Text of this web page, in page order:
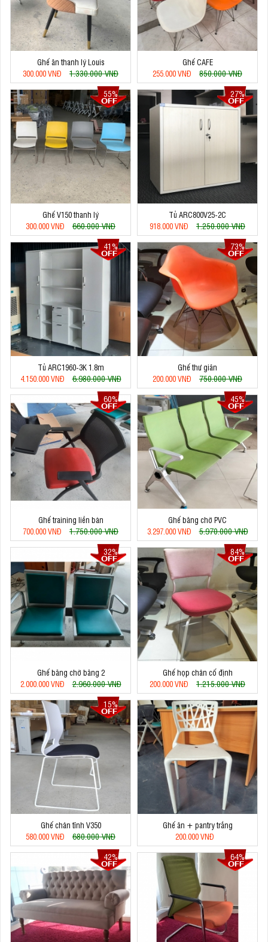
Ghế ăn thanh lý Louis
300.000 VNĐ
1.330.000 VNĐ
Ghế CAFE
255.000 VNĐ
850.000 VNĐ
55%
Ghế V150 thanh lý
300.000 VNĐ
660.000 VNĐ
27%
Tủ ARC800V25-2C
918.000 VNĐ
1.250.000 VNĐ
41%
Tủ ARC1960-3K 1.8m
4.150.000 VNĐ
6.980.000 VNĐ
73%
Ghế thư giãn
200.000 VNĐ
750.000 VNĐ
60%
Ghế training liền bàn
700.000 VNĐ
1.750.000 VNĐ
45%
Ghế băng chờ PVC
3.297.000 VNĐ
5.970.000 VNĐ
32%
Ghế băng chờ băng 2
2.000.000 VNĐ
2.960.000 VNĐ
84%
Ghế họp chân cố định
200.000 VNĐ
1.215.000 VNĐ
15%
Ghế chân tĩnh V350
580.000 VNĐ
680.000 VNĐ
Ghế ăn + pantry trắng
200.000 VNĐ
42% 64%